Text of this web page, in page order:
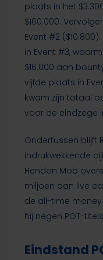
plaats in het
$100.000.
Event #2
in Event #3,
$16.000 aan
vijfde plaats in
kwam zijn totaal
voor de eindzege
Ondertussen blijft
indrukwekkende
Hendon Mob
miljoen aan live
de all-time
hij negen PGT-
Eindstand